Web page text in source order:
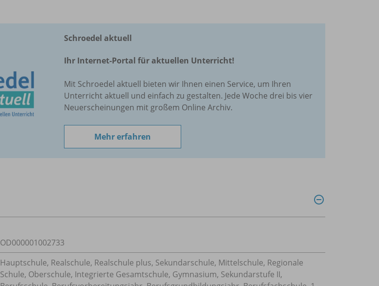
Schroedel aktuell
Ihr Internet-Portal für aktuellen Unterricht!
Mit Schroedel aktuell bieten wir Ihnen einen Service, um Ihren
Unterricht aktuell und einfach zu gestalten. Jede Woche drei bis vier
Neuerscheinungen mit großem Online Archiv.
Mehr erfahren
OD000001002733
Hauptschule, Realschule, Realschule plus, Sekundarschule, Mittelschule, Regionale
Schule, Oberschule, Integrierte Gesamtschule, Gymnasium, Sekundarstufe II,